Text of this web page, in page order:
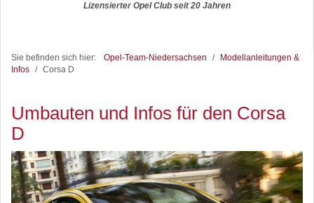
Lizensierter Opel Club seit 20 Jahren
Sie befinden sich hier: Opel-Team-Niedersachsen /
Modellanleitungen &
Infos
/ Corsa D
Umbauten und Infos für den Corsa
D